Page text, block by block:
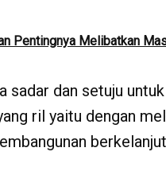
Pentingnya Melibatkan
sadar dan setuju
ril yaitu dengan